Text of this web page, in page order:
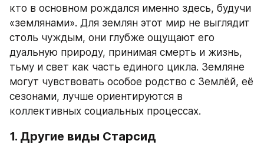
кто в основном рождался именно здесь, будучи
«землянами». Для землян этот мир не выглядит
столь чуждым, они глубже ощущают его
дуальную природу, принимая смерть и жизнь,
тьму и свет как часть единого цикла. Земляне
могут чувствовать особое родство с Землёй, её
сезонами, лучше ориентируются в
коллективных социальных процессах.
1. Другие виды Старсид